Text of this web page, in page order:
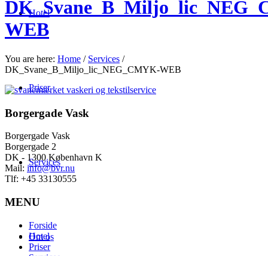
Hotel
Priser
Services
Om os
WEB
You are here: Home / Services /
DK_Svane_B_Miljo_lic_NEG_CMYK-WEB
Borgergade Vask
Borgergade Vask
Borgergade 2
DK - 1300 København K
Mail: info@bvr.nu
Tlf: +45 33130555
MENU
Forside
Hotel
Priser